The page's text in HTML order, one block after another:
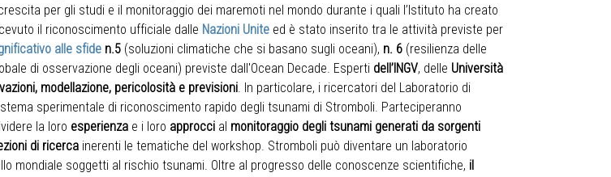
per gli studi e il monitoraggio dei maremoti nel mondo durante i quali l’Istituto ha creato
il riconoscimento ufficiale dalle Nazioni Unite ed è stato inserito tra le attività previste per
alle sfide n.5 (soluzioni climatiche che si basano sugli oceani), n. 6 (resilienza delle
di osservazione degli oceani) previste dall'Ocean Decade. Esperti dell’INGV, delle Università
modellazione, pericolosità e previsioni. In particolare, i ricercatori del Laboratorio di
sperimentale di riconoscimento rapido degli tsunami di Stromboli. Parteciperanno
la loro esperienza e i loro approcci al monitoraggio degli tsunami generati da sorgenti
di ricerca inerenti le tematiche del workshop. Stromboli può diventare un laboratorio
mondiale soggetti al rischio tsunami. Oltre al progresso delle conoscenze scientifiche, il